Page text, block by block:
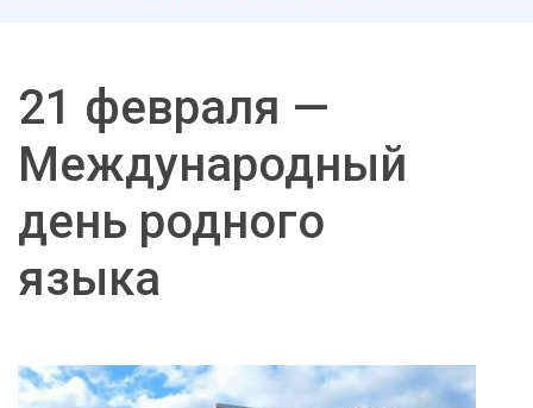
21 февраля —
Международный
день родного
языка